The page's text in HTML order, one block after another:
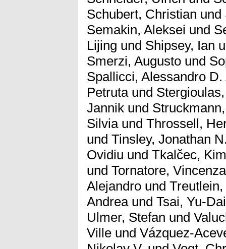
Schubert, Christian und
Semakin, Aleksei und
Lijing und Shipsey, Ian
Smerzi, Augusto und
Spallicci, Alessandro D.
Petrutaund
Jannik und
Silviaund Throssell,
und Tinsley, Jonathan
Ovidiu und Tkalčec,
und Tornatore, Vincenza
Alejandro und
Andreaund Tsai, Yu-Dai
Ulmer, Stefan und
Ville und Vázquez-